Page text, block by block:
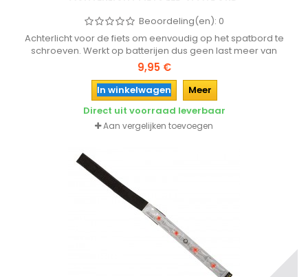
Beoordeling(en): 0
Achterlicht voor de fiets om eenvoudig op het spatbord te
schroeven. Werkt op batterijen dus geen last meer van
(kapotte) draden en voorzien van heldere en enrgiezuinige LED
verlichting
9,95 €
In winkelwagen
Meer
Direct uit voorraad leverbaar
Aan vergelijken toevoegen